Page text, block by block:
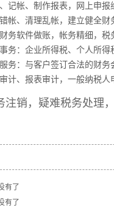
记帐、制作报表，网上申报
帐、清理乱帐，建立健全财
务软件做账，帐务精细，税
务：企业所得税、个人所得
务：与客户签订合法的财
计、报表审计，一般纳税
注销，疑难税务处理，
有了
有了